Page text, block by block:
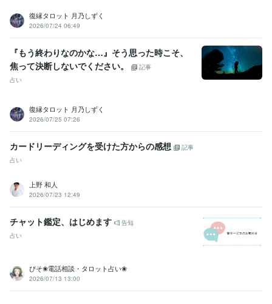
復縁タロット 月乃しずく
2026/07/24 06:49
『もう終わりなのかな…』そう思った時こそ、
焦って決断しないでください。
記事
占い
復縁タロット 月乃しずく
2026/07/25 07:26
カードリーディングを受けた方からの感想
記事
占い
上野 和人
2026/07/23 12:49
チャット鑑定、はじめます
告知
占い
ぴそ❀電話相談・タロット占い❀
2026/07/13 13:00